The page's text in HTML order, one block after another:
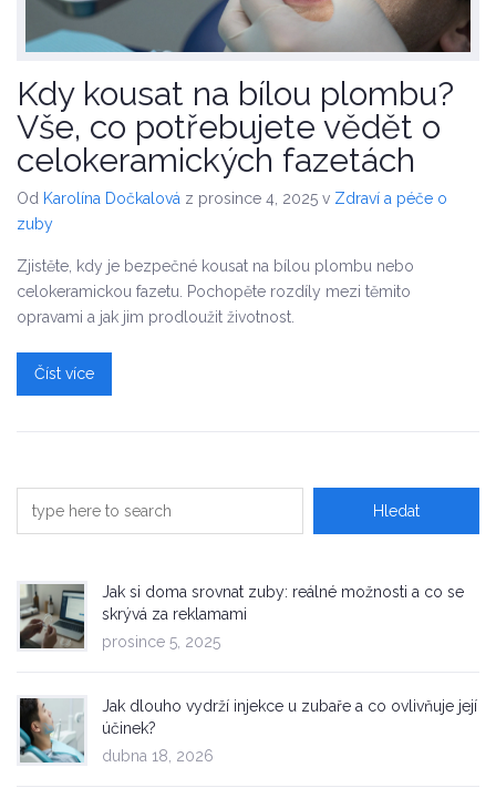
Kdy kousat na bílou plombu?
Vše, co potřebujete vědět o
celokeramických fazetách
Od Karolína Dočkalová z prosince 4, 2025 v Zdraví a péče o
zuby
Zjistěte, kdy je bezpečné kousat na bílou plombu nebo
celokeramickou fazetu. Pochopěte rozdíly mezi těmito
opravami a jak jim prodloužit životnost.
Číst více
Jak si doma srovnat zuby: reálné možnosti a co se
skrývá za reklamami
prosince 5, 2025
Jak dlouho vydrží injekce u zubaře a co ovlivňuje její
účinek?
dubna 18, 2026